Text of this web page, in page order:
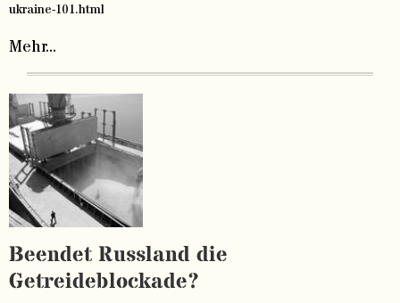
ukraine-101.html
Mehr...
Beendet Russland die
Getreideblockade?